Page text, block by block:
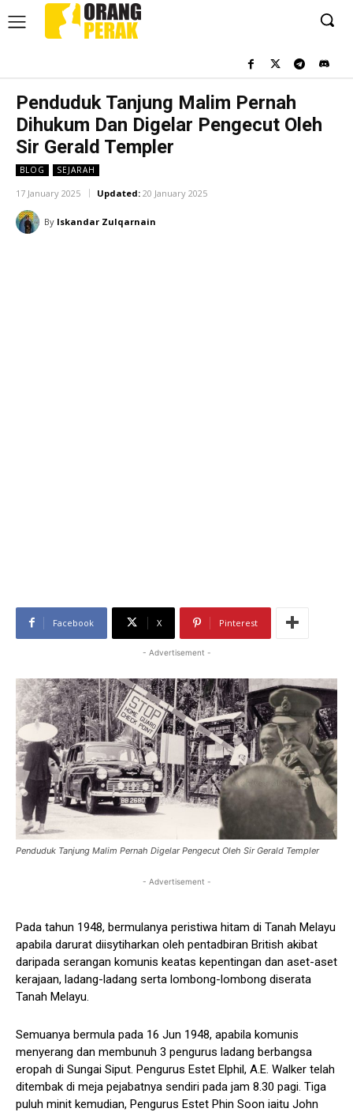
Penduduk Tanjung Malim Pernah
Dihukum Dan Digelar Pengecut Oleh
Sir Gerald Templer
BLOG SEJARAH
17 January 2025 Updated: 20 January 2025
By Iskandar Zulqarnain
Facebook X Pinterest
- Advertisement -
Penduduk Tanjung Malim Pernah Digelar Pengecut Oleh Sir Gerald Templer
- Advertisement -
Pada tahun 1948, bermulanya peristiwa hitam di Tanah Melayu
apabila darurat diisytiharkan oleh pentadbiran British akibat
daripada serangan komunis keatas kepentingan dan aset-aset
kerajaan, ladang-ladang serta lombong-lombong diserata
Tanah Melayu.
Semuanya bermula pada 16 Jun 1948, apabila komunis
menyerang dan membunuh 3 pengurus ladang berbangsa
eropah di Sungai Siput. Pengurus Estet Elphil, A.E. Walker telah
ditembak di meja pejabatnya sendiri pada jam 8.30 pagi. Tiga
puluh minit kemudian, Pengurus Estet Phin Soon iaitu John